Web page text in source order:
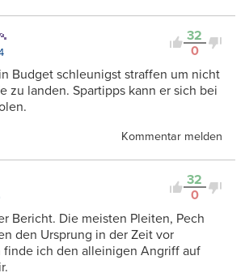
32
0
Budget schleunigst straffen um nicht
zu landen. Spartipps kann er sich bei
Kommentar melden
32
0
Bericht. Die meisten Pleiten, Pech
den Ursprung in der Zeit vor
finde ich den alleinigen Angriff auf